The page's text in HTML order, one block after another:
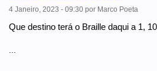
4 Janeiro, 2023 - 09:30 por Marco Poeta
Que destino terá o Braille daqui a 1,